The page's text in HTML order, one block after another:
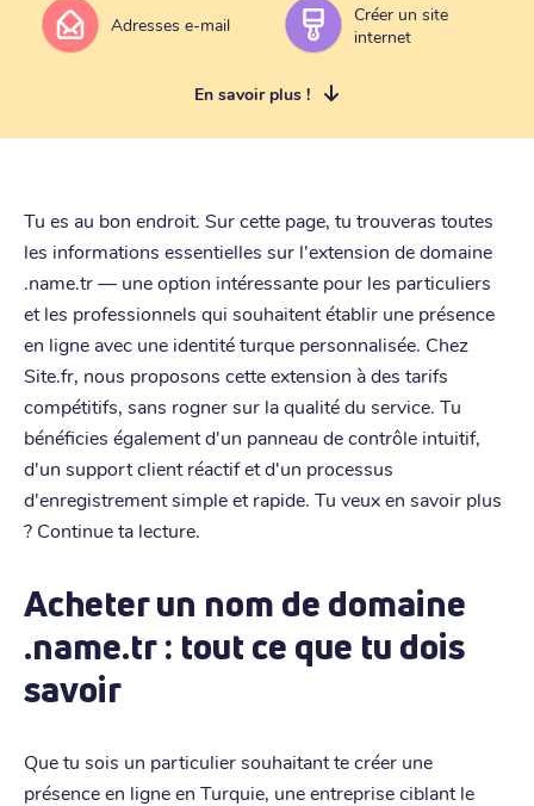
Adresses e-mail
Créer un site
internet
En savoir plus !
Tu es au bon endroit. Sur cette page, tu trouveras toutes
les informations essentielles sur l'extension de domaine
.name.tr — une option intéressante pour les particuliers
et les professionnels qui souhaitent établir une présence
en ligne avec une identité turque personnalisée. Chez
Site.fr, nous proposons cette extension à des tarifs
compétitifs, sans rogner sur la qualité du service. Tu
bénéficies également d'un panneau de contrôle intuitif,
d'un support client réactif et d'un processus
d'enregistrement simple et rapide. Tu veux en savoir plus
? Continue ta lecture.
Acheter un nom de domaine
.name.tr : tout ce que tu dois
savoir
Que tu sois un particulier souhaitant te créer une
présence en ligne en Turquie, une entreprise ciblant le